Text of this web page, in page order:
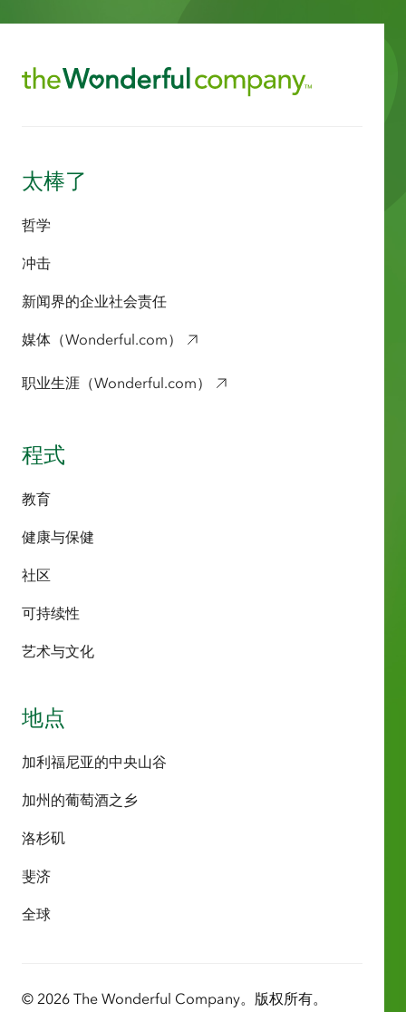
太棒了
哲学
冲击
新闻界的企业社会责任
媒体（Wonderful.com）
职业生涯（Wonderful.com）
程式
教育
健康与保健
社区
可持续性
艺术与文化
地点
加利福尼亚的中央山谷
加州的葡萄酒之乡
洛杉矶
斐济
全球
© 2026 The Wonderful Company。版权所有。